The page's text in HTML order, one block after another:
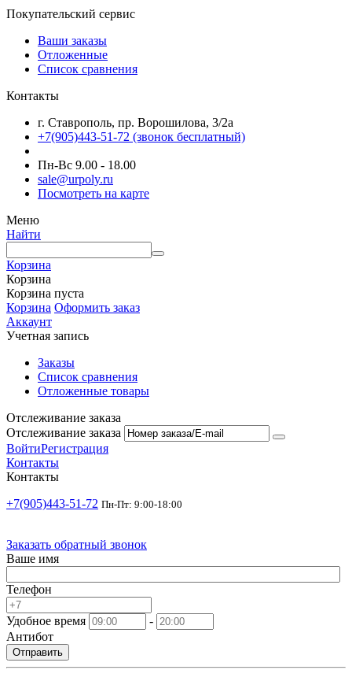
Покупательский сервис
Ваши заказы
Отложенные
Список сравнения
Контакты
г. Ставрополь, пр. Ворошилова, 3/2а
+7(905)443-51-72 (звонок бесплатный)
Пн-Вс 9.00 - 18.00
sale@urpoly.ru
Посмотреть на карте
Меню
Найти
Корзина
Корзина
Корзина пуста
Корзина Оформить заказ
Аккаунт
Учетная запись
Заказы
Список сравнения
Отложенные товары
Отслеживание заказа
Отслеживание заказа
ВойтиРегистрация
Контакты
Контакты
+7(905)443-51-72 Пн-Пт: 9:00-18:00
Заказать обратный звонок
Ваше имя
Телефон
Удобное время
-
Антибот
Отправить